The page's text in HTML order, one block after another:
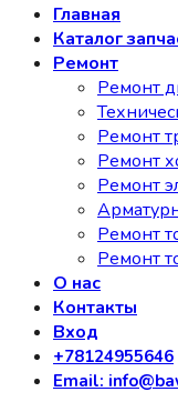
Главная
Каталог
Ремонт
Ремонт
Ремонт
Ремонт
Ремонт
Ремонт
Ремонт
О нас
Контакты
Вход
+78124955646
Email: